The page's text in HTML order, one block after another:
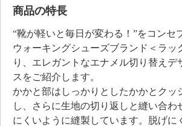
商品の特長
“靴が軽いと毎日が変わる！”をコンセ
ウォーキングシューズブランド＜ラッ
り、エレガントなエナメル切り替えデ
スをご紹介します。
かかと部はしっかりとしたかかとクッ
し、さらに生地の切り返しと縫い合わ
にくいように縫製しています。脱げに